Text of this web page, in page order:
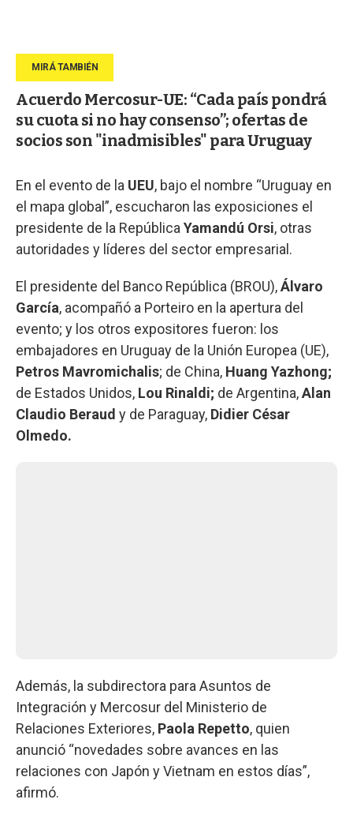
Acuerdo Mercosur-UE: “Cada país pondrá
su cuota si no hay consenso”; ofertas de
socios son "inadmisibles" para Uruguay
En el evento de la UEU, bajo el nombre “Uruguay en
el mapa global”, escucharon las exposiciones el
presidente de la República Yamandú Orsi, otras
autoridades y líderes del sector empresarial.
El presidente del Banco República (BROU),Álvaro
García, acompañó a Porteiro en la apertura del
evento; y los otros expositores fueron: los
embajadores en Uruguay de la Unión Europea (UE),
Petros Mavromichalis; de China, Huang Yazhong;
de Estados Unidos, Lou Rinaldi; de Argentina,Alan
Claudio Beraud y de Paraguay, Didier César
Olmedo.
Además, la subdirectora para Asuntos de
Integración y Mercosur del Ministerio de
Relaciones Exteriores, Paola Repetto, quien
anunció “novedades sobre avances en las
relaciones con Japón y Vietnam en estos días”,
afirmó.